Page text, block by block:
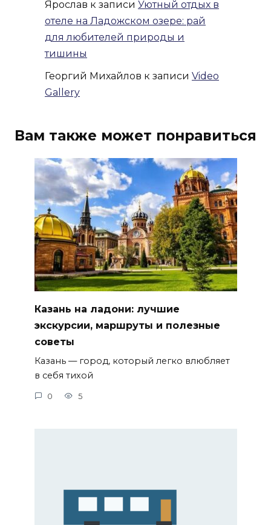
Ярослав к записи Уютный отдых в
отеле на Ладожском озере: рай
для любителей природы и
тишины
Георгий Михайлов к записи Video
Gallery
Вам также может понравиться
Казань на ладони: лучшие
экскурсии, маршруты и полезные
советы
Казань — город, который легко влюбляет
в себя тихой
0 5